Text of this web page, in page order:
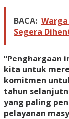
BACA:
Segera
“Penghargaan
kita untuk
komitmen
tahun
yang paling
pelayanan